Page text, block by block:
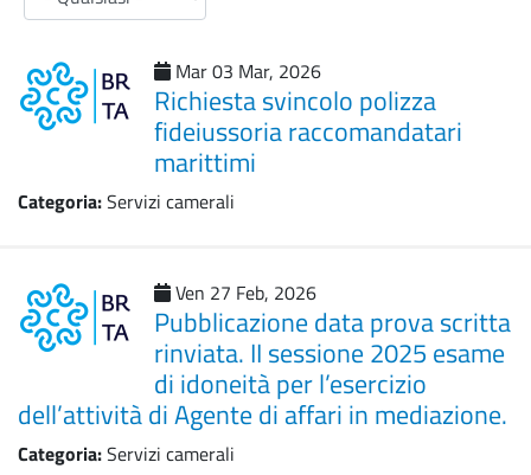
Mar 03 Mar, 2026
Richiesta svincolo polizza
fideiussoria raccomandatari
marittimi
Categoria:Servizi camerali
Ven 27 Feb, 2026
Pubblicazione data prova scritta
rinviata. II sessione 2025 esame
di idoneità per l’esercizio
dell’attività di Agente di affari in mediazione.
Categoria:Servizi camerali